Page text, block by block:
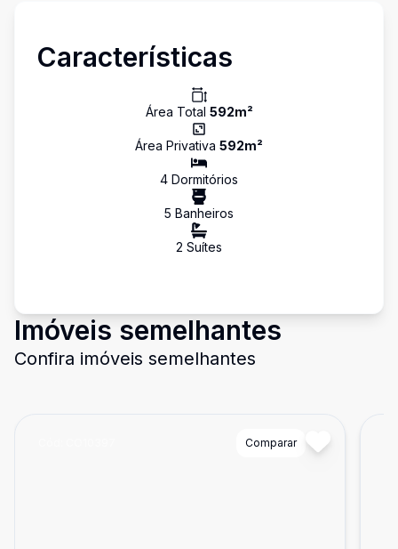
Características
Área Total 592m²
Área Privativa 592m²
4 Dormitórios
5 Banheiros
2 Suítes
Imóveis semelhantes
Confira imóveis semelhantes
Comparar